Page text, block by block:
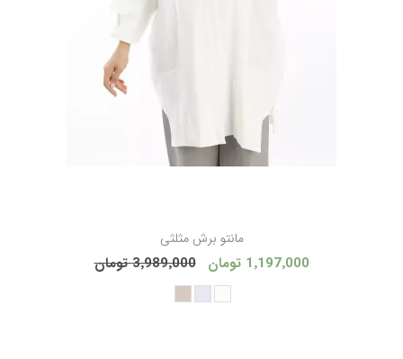
مانتو برش مثلثی
1٬197٬000 تومان 3٬989٬000 تومان